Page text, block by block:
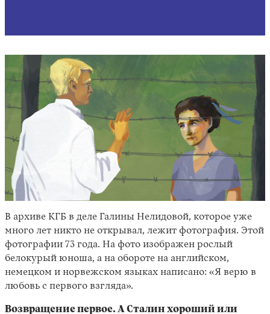
Instagram
X Facebook
YouTube
В архиве КГБ в деле Галины Нелидовой, которое уже
много лет никто не открывал, лежит фотография. Этой
фотографии 73 года. На фото изображен рослый
белокурый юноша, а на обороте на английском,
немецком и норвежском языках написано: «Я верю в
любовь с первого взгляда».
Возвращение первое. А Сталин хороший или